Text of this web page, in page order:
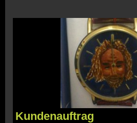
Kundenauftrag